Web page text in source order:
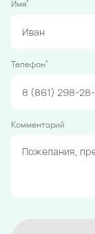
Имя
Телефон*
Комментарий